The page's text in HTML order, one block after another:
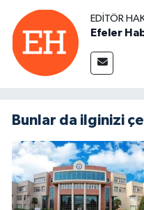
EDITÖR
Efeler
Bunlar da ilginizi